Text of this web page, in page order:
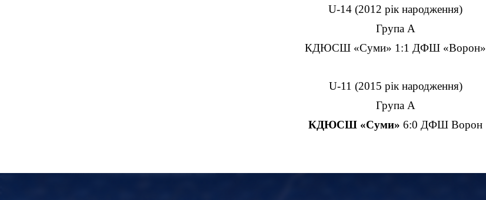
U-14 (2012 рік народження)
Група А
КДЮСШ «Суми» 1:1 ДФШ «Ворон»
U-11 (2015 рік народження)
Група А
КДЮСШ «Суми» 6:0 ДФШ Ворон